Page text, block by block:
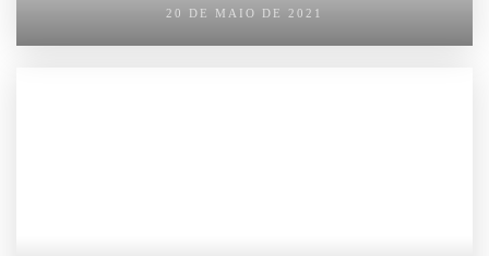
20 DE MAIO DE 2021